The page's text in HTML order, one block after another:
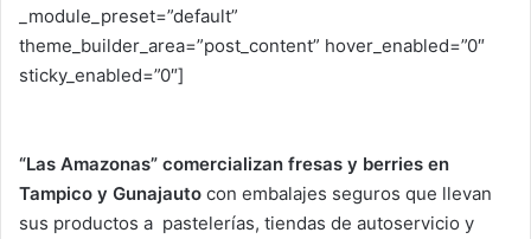
_module_preset=”default”
theme_builder_area=”post_content” hover_enabled=”0″
sticky_enabled=”0″]
“Las Amazonas” comercializan fresas y berries en
Tampico y Gunajauto con embalajes seguros que llevan
sus productos a pastelerías, tiendas de autoservicio y